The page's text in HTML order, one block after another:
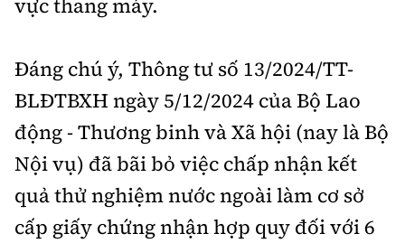
Đáng chú ý, Thông tư số 13/2024/TT-
BLĐTBXH ngày 5/12/2024 của Bộ Lao
động - Thương binh và Xã hội (nay là Bộ
Nội vụ) đã bãi bỏ việc chấp nhận kết
quả thử nghiệm nước ngoài làm cơ sở
cấp giấy chứng nhận hợp quy đối với 6